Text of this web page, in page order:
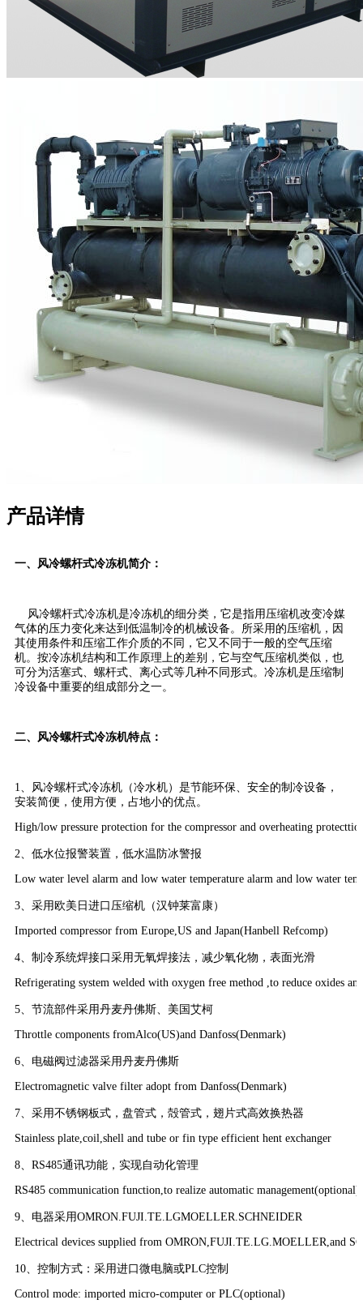
产品详情
一、风冷螺杆式冷冻机简介：
风冷螺杆式冷冻机是冷冻机的细分类，它是指用压缩机改变冷媒
气体的压力变化来达到低温制冷的机械设备。所采用的压缩机，因
其使用条件和压缩工作介质的不同，它又不同于一般的空气压缩
机。按冷冻机结构和工作原理上的差别，它与空气压缩机类似，也
可分为活塞式、螺杆式、离心式等几种不同形式。冷冻机是压缩制
冷设备中重要的组成部分之一。
二、风冷螺杆式冷冻机特点：
1、风冷螺杆式冷冻机（冷水机）是节能环保、安全的制冷设备，
安装简便，使用方便，占地小的优点。
High/low pressure protection for the compressor and overheating
2、低水位报警装置，低水温防冰警报
Low water level alarm and low water temperature alarm and low water
3、采用欧美日进口压缩机（汉钟莱富康）
Imported compressor from Europe,US and Japan(Hanbell Refcomp)
4、制冷系统焊接口采用无氧焊接法，减少氧化物，表面光滑
Refrigerating system welded with oxygen free method ,to reduce oxides
5、节流部件采用丹麦丹佛斯、美国艾柯
Throttle components fromAlco(US)and Danfoss(Denmark)
6、电磁阀过滤器采用丹麦丹佛斯
Electromagnetic valve filter adopt from Danfoss(Denmark)
7、采用不锈钢板式，盘管式，殻管式，翅片式高效换热器
Stainless plate,coil,shell and tube or fin type efficient hent exchanger
8、RS485通讯功能，实现自动化管理
RS485 communication function,to realize automatic management(optional)
9、电器采用OMRON.FUJI.TE.LGMOELLER.SCHNEIDER
Electrical devices supplied from OMRON,FUJI.TE.LG.MOELLER,and
10、控制方式：采用进口微电脑或PLC控制
Control mode: imported micro-computer or PLC(optional)